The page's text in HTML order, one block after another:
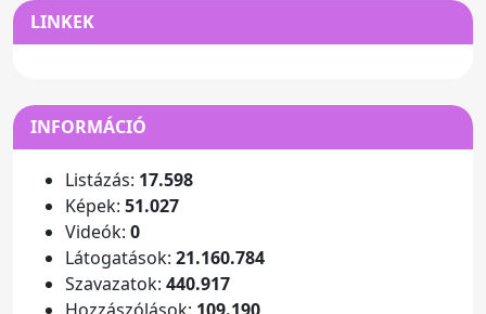
LINKEK
INFORMÁCIÓ
Listázás: 17.598
Képek: 51.027
Videók: 0
Látogatások: 21.160.784
Szavazatok: 440.917